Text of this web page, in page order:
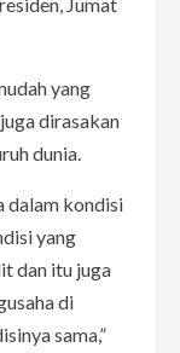
yang
dirasakan
dunia.
dalam kondisi
yang
dan itu juga
di
sama,”